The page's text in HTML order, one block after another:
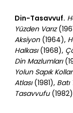
Din-Tasavvuf.
Yüzden Varız
Aksiyon(1964),
Halkası(1968),
Din Mazlumları
Yolun Sapık
Atlası(1981),
Tasavvufu